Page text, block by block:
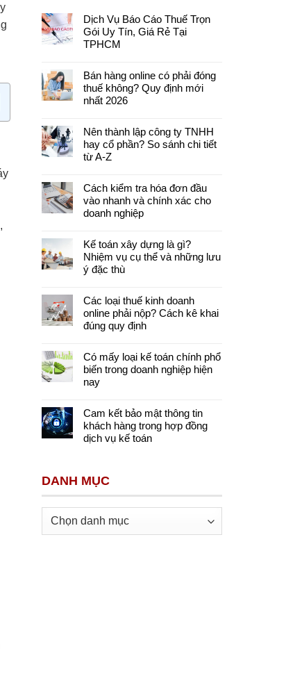
Dịch Vụ Báo Cáo Thuế Trọn
Gói Uy Tín, Giá Rẻ Tại
TPHCM
Bán hàng online có phải đóng
thuế không? Quy định mới
nhất 2026
Nên thành lập công ty TNHH
hay cổ phần? So sánh chi tiết
từ A-Z
Cách kiểm tra hóa đơn đầu
vào nhanh và chính xác cho
doanh nghiệp
Kế toán xây dựng là gì?
Nhiệm vụ cụ thể và những lưu
ý đặc thù
Các loại thuế kinh doanh
online phải nộp? Cách kê khai
đúng quy định
Có mấy loại kế toán chính phổ
biến trong doanh nghiệp hiện
nay
Cam kết bảo mật thông tin
khách hàng trong hợp đồng
dịch vụ kế toán
DANH MỤC
Danh